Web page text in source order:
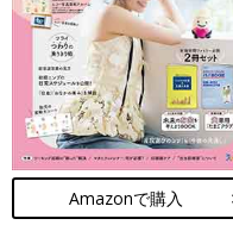
Amazonで購入